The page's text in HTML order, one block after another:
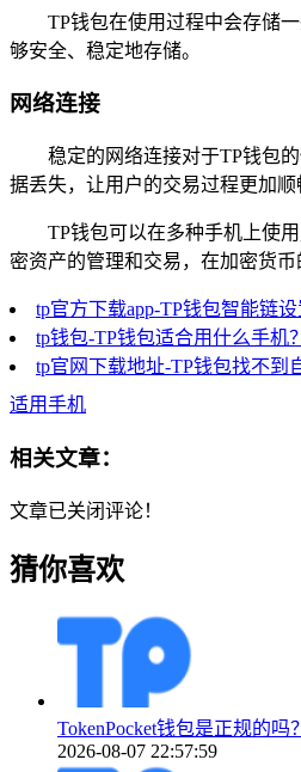
TP钱包在使用过程中会存储
够安全、稳定地存储。
网络连接
稳定的网络连接对于TP钱包
据丢失，让用户的交易过程更加顺
TP钱包可以在多种手机上使
密资产的管理和交易，在加密货
tp官方下载app-TP钱包智能链
tp钱包-TP钱包适合用什么手机
tp官网下载地址-TP钱包找不到
适用手机
相关文章：
文章已关闭评论！
猜你喜欢
TokenPocket钱包是正规的
2026-08-07 22:57:59